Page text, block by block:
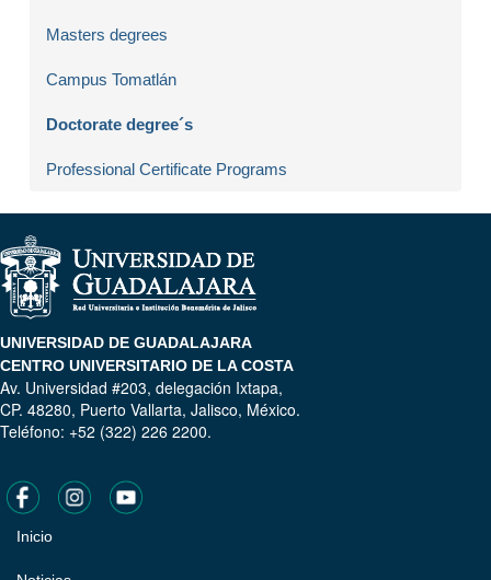
Masters degrees
Campus Tomatlán
Doctorate degree´s
Professional Certificate Programs
UNIVERSIDAD DE GUADALAJARA
CENTRO UNIVERSITARIO DE LA COSTA
Av. Universidad #203, delegación Ixtapa,
CP. 48280, Puerto Vallarta, Jalisco, México.
Teléfono: +52 (322) 226 2200.
Pie
Inicio